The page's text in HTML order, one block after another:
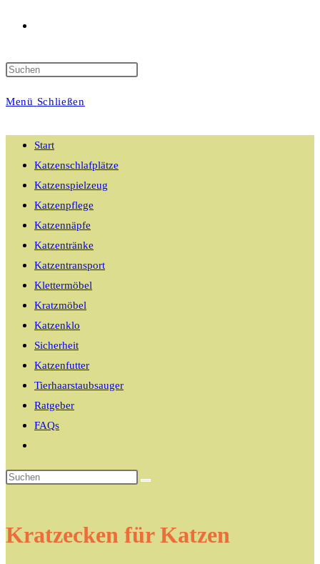
Suche
Menü Schließen
Start
Katzenschlafplätze
Katzenspielzeug
Katzenpflege
Katzennäpfe
Katzentränke
Katzentransport
Klettermöbel
Kratzmöbel
Katzenklo
Sicherheit
Katzenfutter
Tierhaarstaubsauger
Ratgeber
FAQs
umschalten
Kratzecken für Katzen